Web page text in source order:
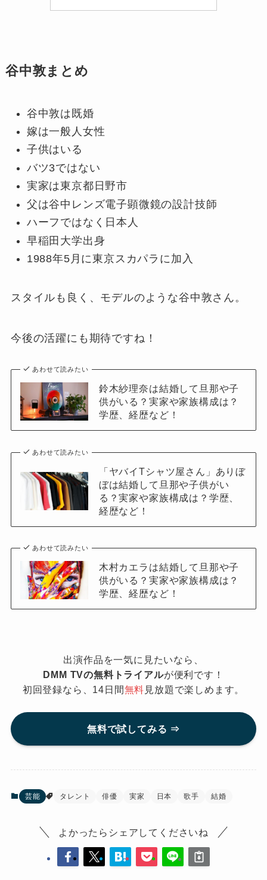
谷中敦まとめ
谷中敦は既婚
嫁は一般人女性
子供はいる
バツ3ではない
実家は東京都日野市
父は谷中レンズ電子顕微鏡の設計技師
ハーフではなく日本人
早稲田大学出身
1988年5月に東京スカパラに加入
スタイルも良く、モデルのような谷中敦さん。
今後の活躍にも期待ですね！
あわせて読みたい
鈴木紗理奈は結婚して旦那や子
供がいる？実家や家族構成は？
学歴、経歴など！
あわせて読みたい
「ヤバイTシャツ屋さん」ありぼ
ぼは結婚して旦那や子供がい
る？実家や家族構成は？学歴、
経歴など！
あわせて読みたい
木村カエラは結婚して旦那や子
供がいる？実家や家族構成は？
学歴、経歴など！
出演作品を一気に見たいなら、
DMM TVの無料トライアルが便利です！
初回登録なら、14日間無料 見放題で楽しめます。
無料で試してみる ⇒
芸能 タレント 俳優 実家 日本 歌手 結婚
よかったらシェアしてくださいね